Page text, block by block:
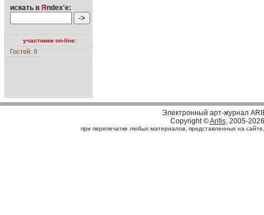
искать в Я ndex'е:
участники on-line:
Гостей: 9
Электронный арт-журнал
Copyright ©Arifis, 2005-2026
при перепечатке любых материалов, представленных на